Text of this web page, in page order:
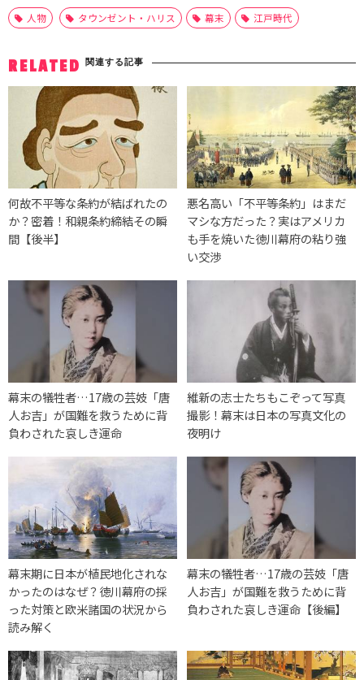
人物 タウンゼント・ハリス 幕末 江戸時代
RELATED 関連する記事
何故不平等な条約が結ばれたの
か？密着！和親条約締結その瞬
間【後半】
悪名高い「不平等条約」はまだ
マシな方だった？実はアメリカ
も手を焼いた徳川幕府の粘り強
い交渉
幕末の犠牲者…17歳の芸妓「唐
人お吉」が国難を救うために背
負わされた哀しき運命
維新の志士たちもこぞって写真
撮影！幕末は日本の写真文化の
夜明け
幕末期に日本が植民地化されな
かったのはなぜ？徳川幕府の採
った対策と欧米諸国の状況から
読み解く
幕末の犠牲者…17歳の芸妓「唐
人お吉」が国難を救うために背
負わされた哀しき運命【後編】